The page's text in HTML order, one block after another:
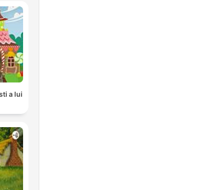
a lui